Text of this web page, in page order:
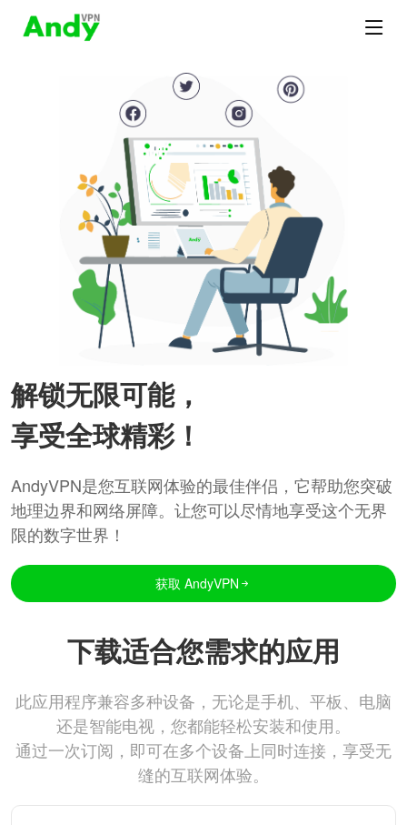
解锁无限可能，
享受全球精彩！
AndyVPN是您互联网体验的最佳伴侣，它帮助您突破
地理边界和网络屏障。让您可以尽情地享受这个无界
限的数字世界！
获取 AndyVPN
下载适合您需求的应用
此应用程序兼容多种设备，无论是手机、平板、电脑
还是智能电视，您都能轻松安装和使用。
通过一次订阅，即可在多个设备上同时连接，享受无
缝的互联网体验。